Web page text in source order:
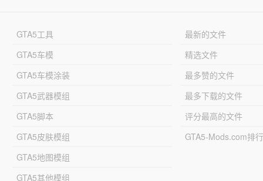
GTA5工具
GTA5车模
GTA5车模涂装
GTA5武器模组
GTA5脚本
GTA5皮肤模组
GTA5地图模组
GTA5其他模组
最新的文件
精选文件
最多赞的文件
最多下载的文件
评分最高的文件
GTA5-Mods.com排